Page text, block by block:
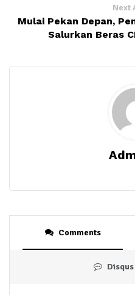
Next
Mulai Pekan Depan,
Salurkan Beras
Comments